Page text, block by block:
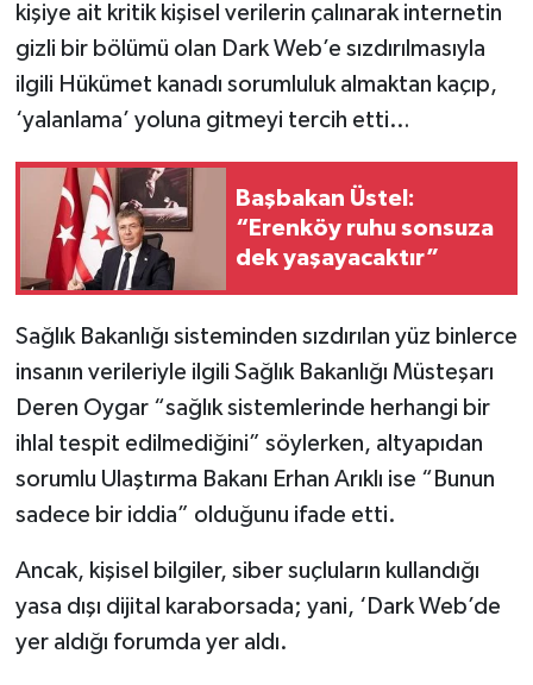
kişiye ait kritik kişisel verilerin çalınarak internetin
gizli bir bölümü olan Dark Web’e sızdırılmasıyla
ilgili Hükümet kanadı sorumluluk almaktan kaçıp,
‘yalanlama’ yoluna gitmeyi tercih etti…
Başbakan Üstel:
“Erenköy ruhu sonsuza
dek yaşayacaktır”
Sağlık Bakanlığı sisteminden sızdırılan yüz binlerce
insanın verileriyle ilgili Sağlık Bakanlığı Müsteşarı
Deren Oygar “sağlık sistemlerinde herhangi bir
ihlal tespit edilmediğini” söylerken, altyapıdan
sorumlu Ulaştırma Bakanı Erhan Arıklı ise “Bunun
sadece bir iddia” olduğunu ifade etti.
Ancak, kişisel bilgiler, siber suçluların kullandığı
yasa dışı dijital karaborsada; yani, ‘Dark Web’de
yer aldığı forumda yer aldı.